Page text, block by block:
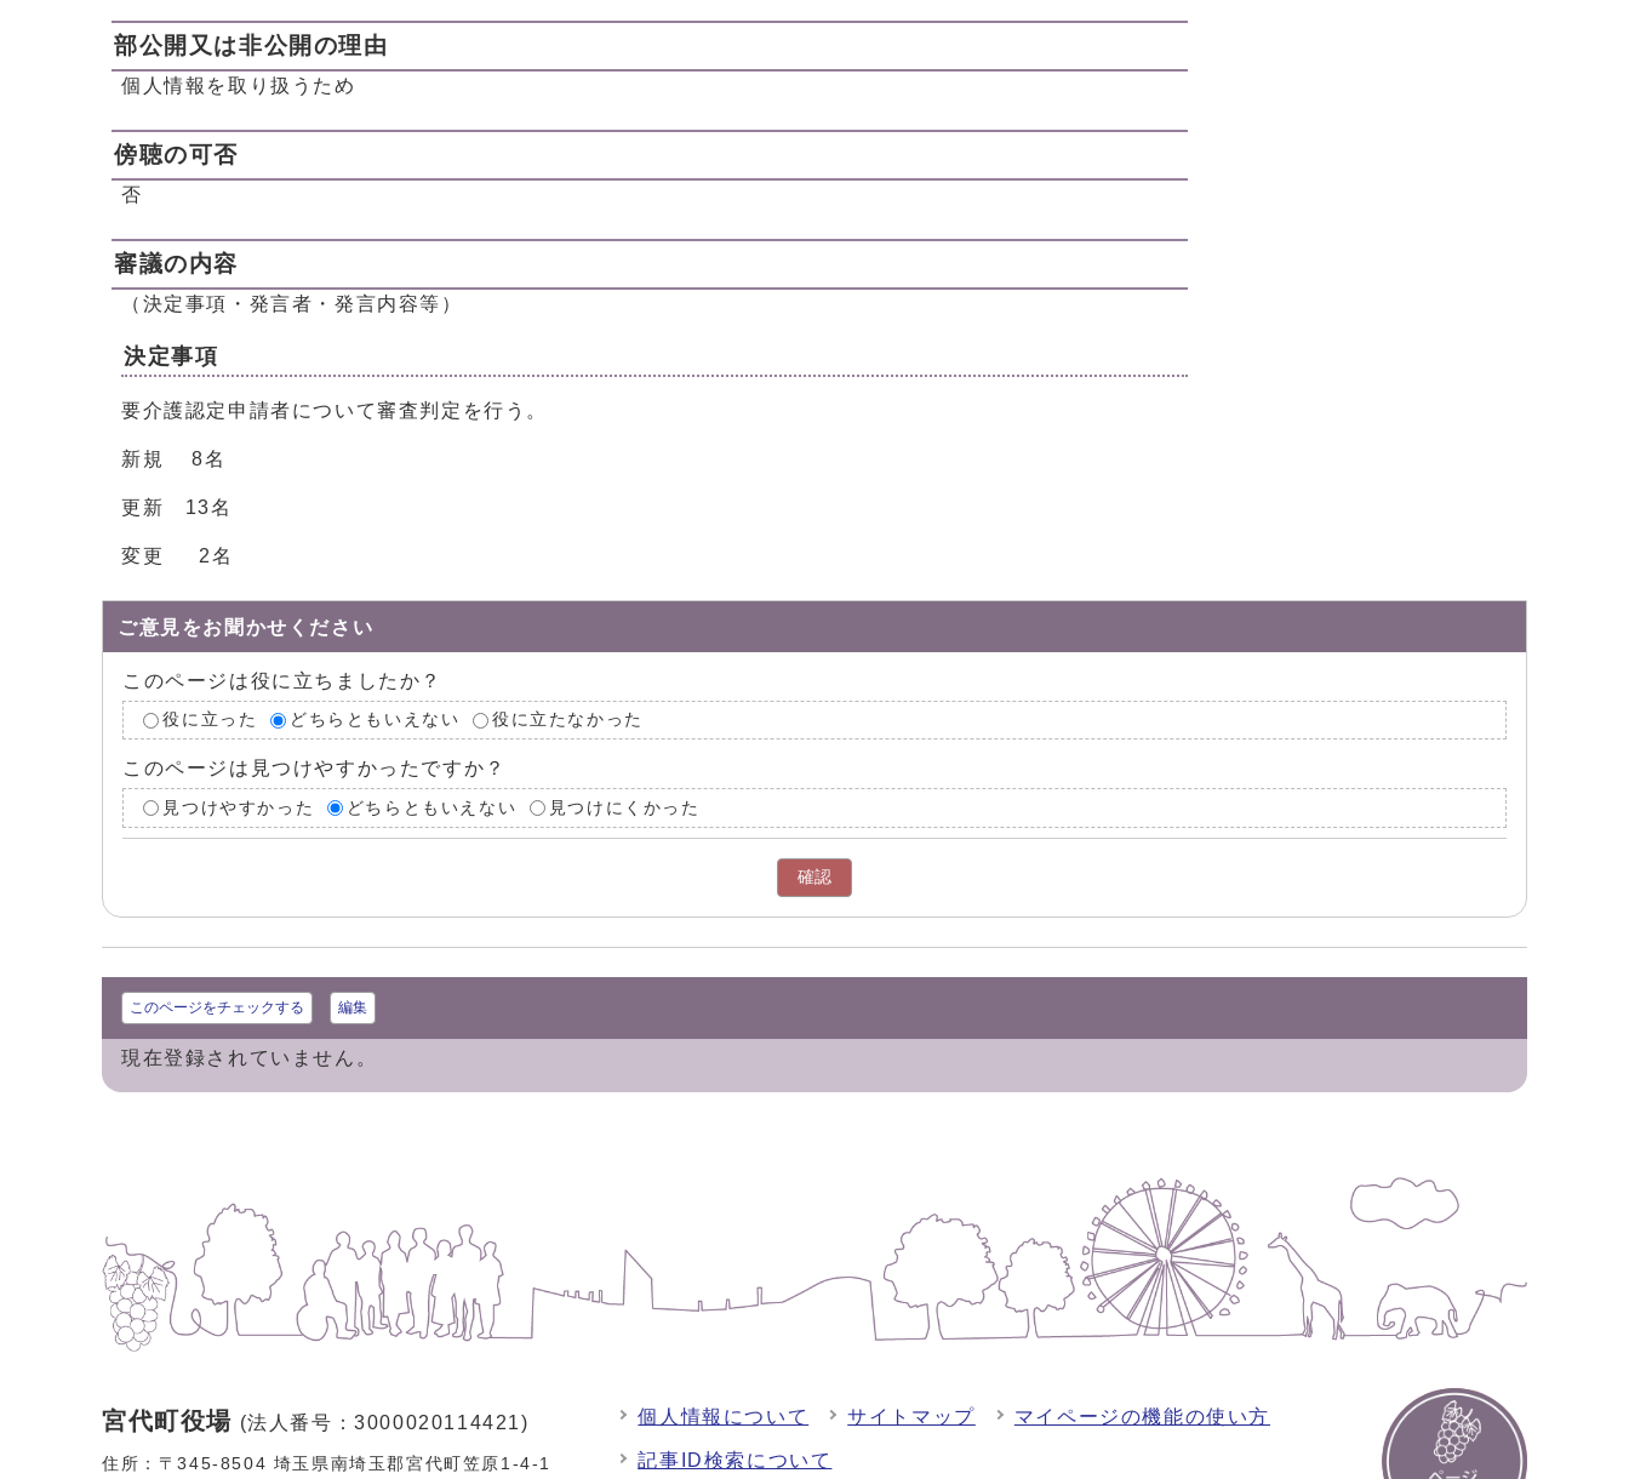
部公開又は非公開の理由
個人情報を取り扱うため
傍聴の可否
否
審議の内容
（決定事項・発言者・発言内容等）
決定事項
要介護認定申請者について審査判定を行う。
新規 8名
更新 13名
変更 2名
ご意見をお聞かせください
このページは役に立ちましたか？
役に立った どちらともいえない 役に立たなかった
このページは見つけやすかったですか？
見つけやすかった どちらともいえない 見つけにくかった
確認
このページをチェックする 編集
現在登録されていません。
宮代町役場 (法人番号：3000020114421)
住所：〒345-8504 埼玉県南埼玉郡宮代町笠原1-4-1
個人情報について サイトマップ マイページの機能の使い方
記事ID検索について